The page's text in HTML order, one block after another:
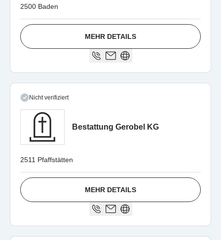
2500 Baden
MEHR DETAILS
Nicht verifiziert
Bestattung Gerobel KG
2511 Pfaffstätten
MEHR DETAILS